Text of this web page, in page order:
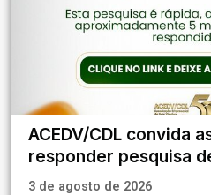
ACEDV/CDL convida
responder pesquisa
3 de agosto de 2026